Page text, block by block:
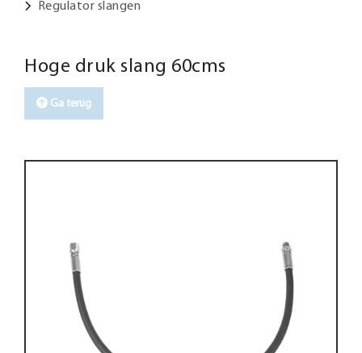
Regulator slangen
Hoge druk slang 60cms
Ga terug